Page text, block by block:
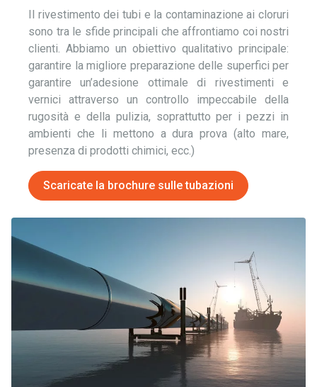
Il rivestimento dei tubi e la contaminazione ai cloruri
sono tra le sfide principali che affrontiamo coi nostri
clienti. Abbiamo un obiettivo qualitativo principale:
garantire la migliore preparazione delle superfici per
garantire un’adesione ottimale di rivestimenti e
vernici attraverso un controllo impeccabile della
rugosità e della pulizia, soprattutto per i pezzi in
ambienti che li mettono a dura prova (alto mare,
presenza di prodotti chimici, ecc.)
Scaricate la brochure sulle tubazioni